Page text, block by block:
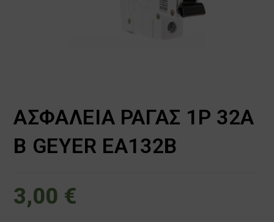
ΑΣΦΑΛΕΙΑ ΡΑΓΑΣ 1P 32A
B GEYER EA132B
3,00 €